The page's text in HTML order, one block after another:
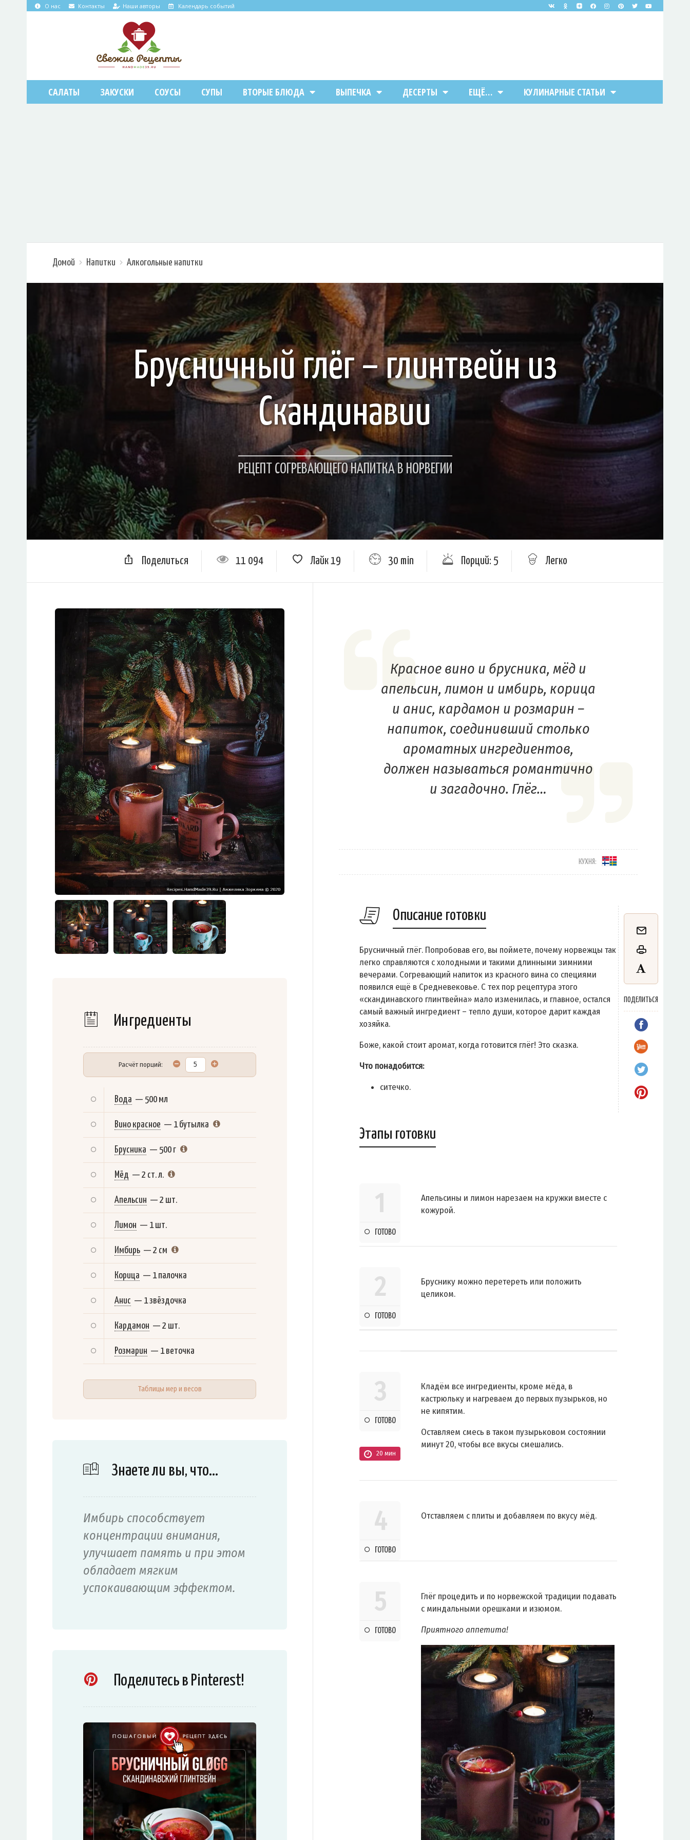
О нас Контакты Наши авторы Календарь событий
САЛАТЫ ЗАКУСКИ СОУСЫ СУПЫ ВТОРЫЕ БЛЮДА ВЫПЕЧКА ДЕСЕРТЫ ЕЩЁ… КУЛИНАРНЫЕ СТАТЬИ
Домой Напитки Алкогольные напитки
Брусничный глёг – глинтвейн из
Скандинавии
РЕЦЕПТ СОГРЕВАЮЩЕГО НАПИТКА В НОРВЕГИИ
Поделиться 11 094 Лайк19 30 min Порций: 5 Легко
Ингредиенты
Расчёт порций:
Вода — 500 мл
Вино красное — 1 бутылка
Брусника — 500 г
Мёд — 2 ст. л.
Апельсин — 2 шт.
Лимон — 1 шт.
Имбирь — 2 см
Корица — 1 палочка
Анис — 1 звёздочка
Кардамон — 2 шт.
Розмарин — 1 веточка
Таблицы мер и весов
Знаете ли вы, что…
Имбирь способствует
концентрации внимания,
улучшает память и при этом
обладает мягким
успокаивающим эффектом.
Поделитесь в Pinterest!
Красное вино и брусника, мёд и
апельсин, лимон и имбирь, корица
и анис, кардамон и розмарин –
напиток, соединивший столько
ароматных ингредиентов,
должен называться романтично
и загадочно. Глёг…
КУХНЯ:
Описание готовки
ПОДЕЛИТЬСЯ
Брусничный глёг. Попробовав его, вы поймете, почему норвежцы так
легко справляются с холодными и такими длинными зимними
вечерами. Согревающий напиток из красного вина со специями
появился ещё в Средневековье. С тех пор рецептура этого
«скандинавского глинтвейна» мало изменилась, и главное, остался
самый важный ингредиент – тепло души, которое дарит каждая
хозяйка.
Боже, какой стоит аромат, когда готовится глёг! Это сказка.
Что понадобится:
ситечко.
Этапы готовки
1
ГОТОВО
Апельсины и лимон нарезаем на кружки вместе с
кожурой.
2
ГОТОВО
Бруснику можно перетереть или положить
целиком.
3
ГОТОВО
20 мин
Кладём все ингредиенты, кроме мёда, в
кастрюльку и нагреваем до первых пузырьков, но
не кипятим.
Оставляем смесь в таком пузырьковом состоянии
минут 20, чтобы все вкусы смешались.
4
ГОТОВО
Отставляем с плиты и добавляем по вкусу мёд.
5
ГОТОВО
Глёг процедить и по норвежской традиции подавать
с миндальными орешками и изюмом.
Приятного аппетита!